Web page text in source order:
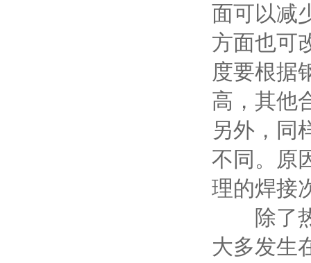
面可以减
方面也可
度要根据
高，其他
另外，同
不同。原
理的焊接
除了热
大多发生